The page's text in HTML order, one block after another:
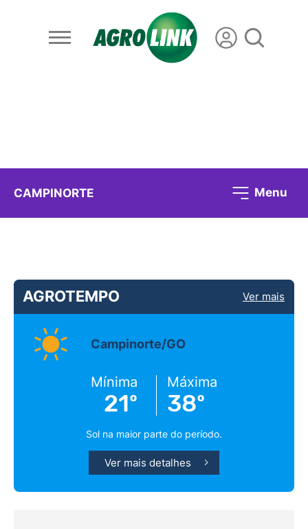
CAMPINORTE Menu
AGROTEMPO Ver mais
Campinorte/GO
Mínima
21º
Máxima
38º
Sol na maior parte do período.
Ver mais detalhes